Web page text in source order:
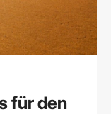
für den